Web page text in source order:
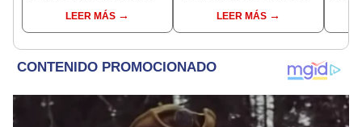
sospechoso detenido
LEER MÁS
Serenazgo recuperó el
dinero
LEER MÁS